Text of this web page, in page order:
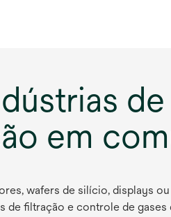
em
wafers de silício, displays
de filtração e controle de